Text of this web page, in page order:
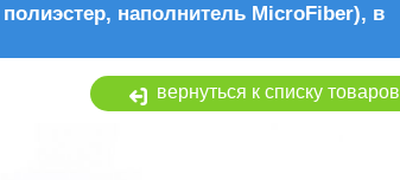
наполнитель MicroFiber), в
вернуться к списку товаров